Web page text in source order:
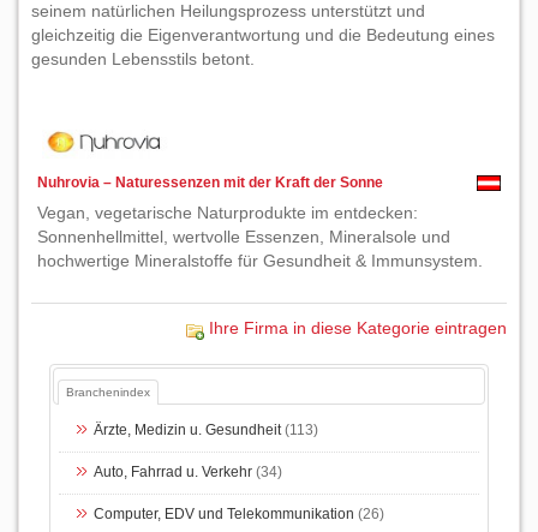
seinem natürlichen Heilungsprozess unterstützt und
gleichzeitig die Eigenverantwortung und die Bedeutung eines
gesunden Lebensstils betont.
Nuhrovia – Naturessenzen mit der Kraft der Sonne
Vegan, vegetarische Naturprodukte im entdecken:
Sonnenhellmittel, wertvolle Essenzen, Mineralsole und
hochwertige Mineralstoffe für Gesundheit & Immunsystem.
Ihre Firma in diese Kategorie eintragen
Branchenindex
Ärzte, Medizin u. Gesundheit(113)
Auto, Fahrrad u. Verkehr (34)
Computer, EDV und Telekommunikation (26)